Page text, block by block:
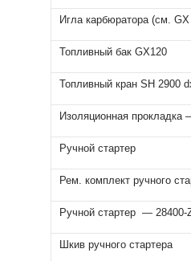
Игла карбюратора (см.
Топливный бак GХ120
Топливный кран SH 2900
Изоляционная прокладка
Ручной стартер
Рем. комплект ручного
Ручной стартер — 28400-
Шкив ручного стартера